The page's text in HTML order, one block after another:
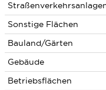
Sonstige Flächen
Bauland/Gärten
Gebäude
Betriebsflächen